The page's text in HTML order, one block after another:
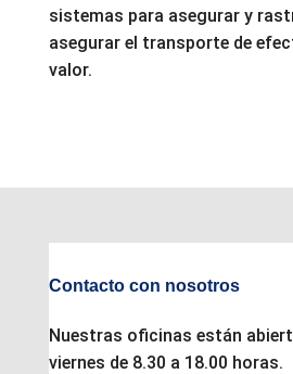
sistemas para asegurar y
asegurar el transporte de
valor.
Contacto con nosotros
Nuestras oficinas están
viernes de 8.30 a 18.00 horas.